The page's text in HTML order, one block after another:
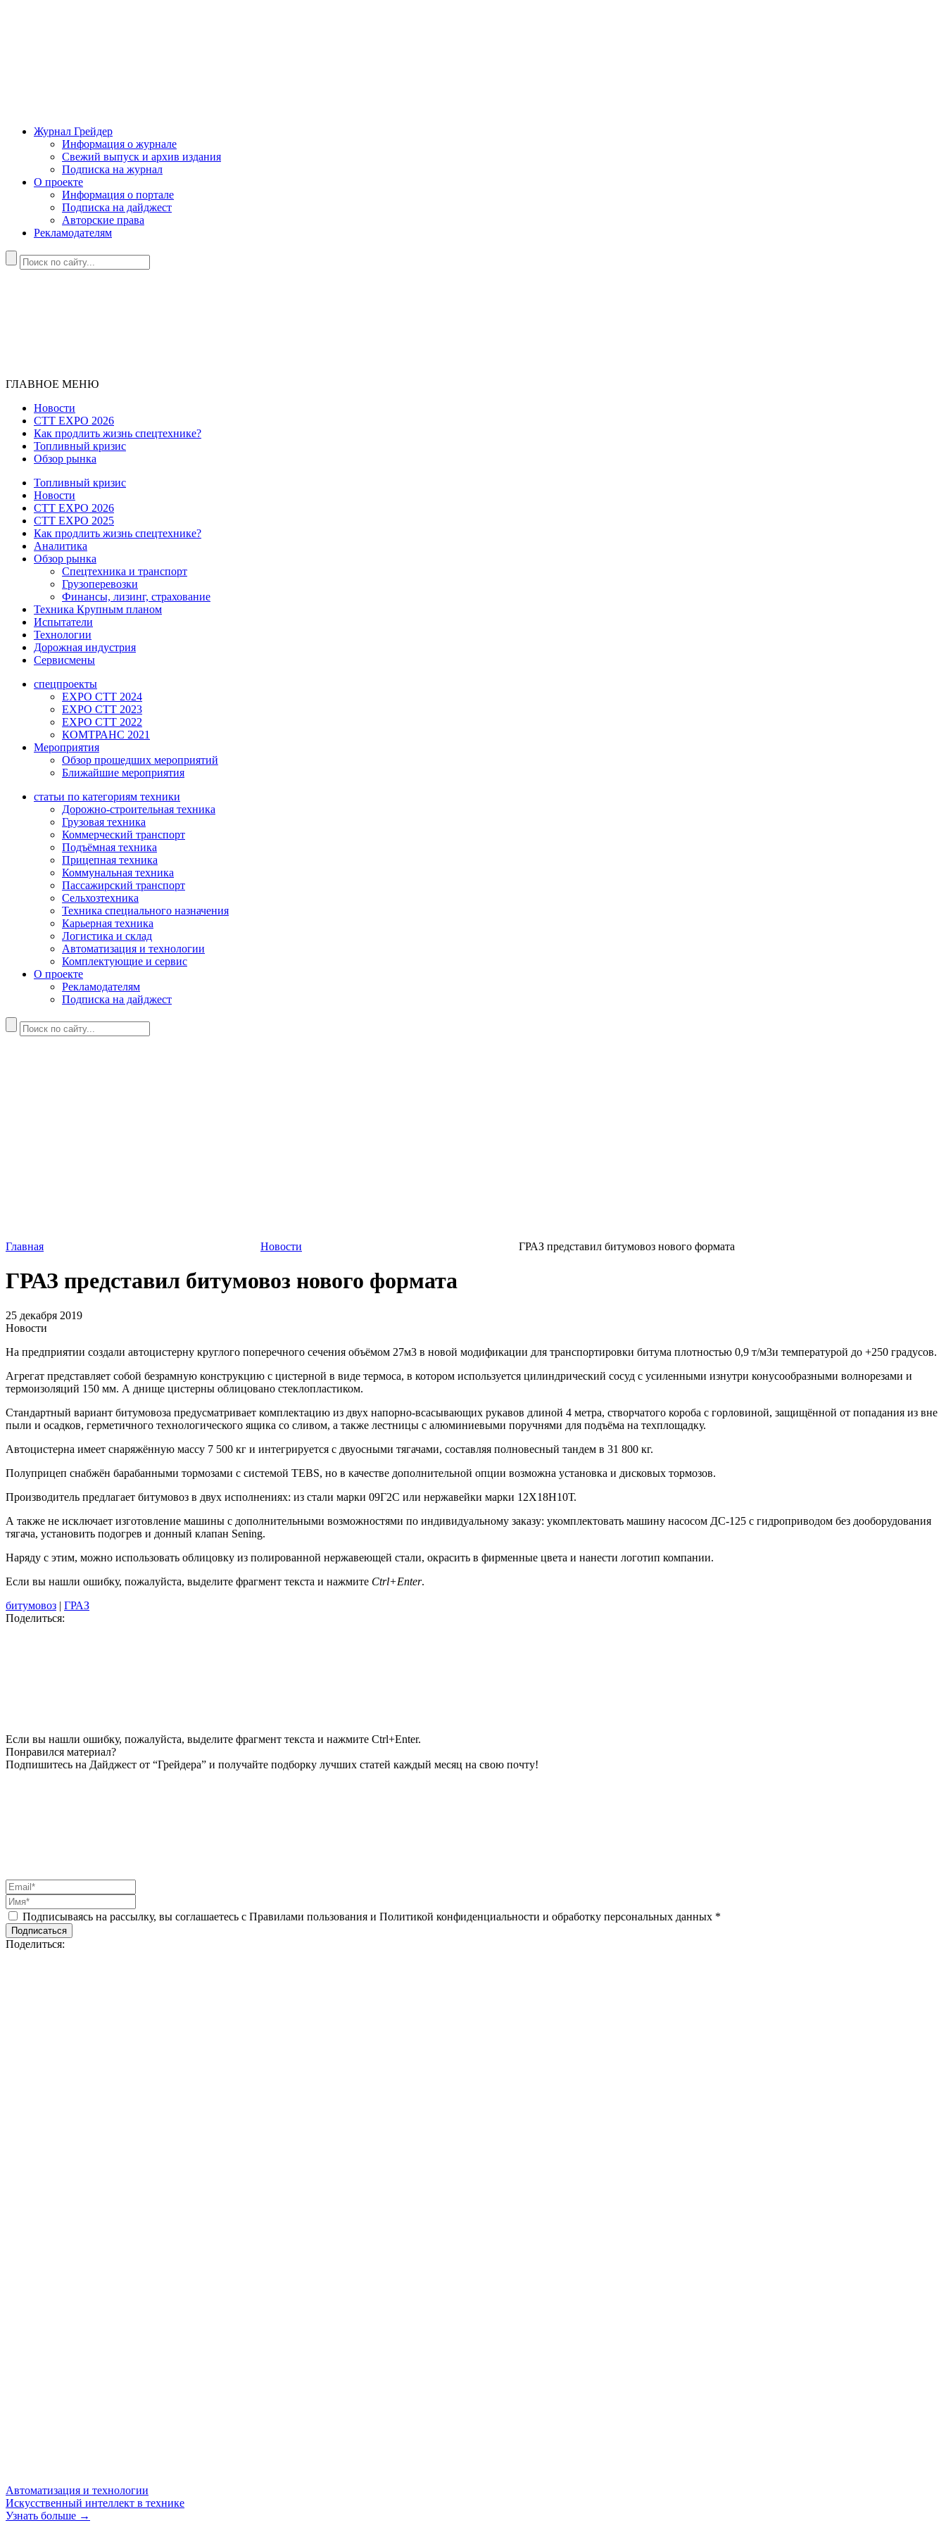
Журнал Грейдер
Информация о журнале
Свежий выпуск и архив издания
Подписка на журнал
О проекте
Информация о портале
Подписка на дайджест
Авторские права
Рекламодателям
ГЛАВНОЕ МЕНЮ
Новости
CTT EXPO 2026
Как продлить жизнь спецтехнике?
Топливный кризис
Обзор рынка
Топливный кризис
Новости
CTT EXPO 2026
CTT EXPO 2025
Как продлить жизнь спецтехнике?
Аналитика
Обзор рынка
Спецтехника и транспорт
Грузоперевозки
Финансы, лизинг, страхование
Техника Крупным планом
Испытатели
Технологии
Дорожная индустрия
Сервисмены
спецпроекты
EXPO CTT 2024
EXPO CTT 2023
EXPO CTT 2022
КОМТРАНС 2021
Мероприятия
Обзор прошедших мероприятий
Ближайшие мероприятия
статьи по категориям техники
Дорожно-строительная техника
Грузовая техника
Коммерческий транспорт
Подъёмная техника
Прицепная техника
Коммунальная техника
Пассажирский транспорт
Сельхозтехника
Техника специального назначения
Карьерная техника
Логистика и склад
Автоматизация и технологии
Комплектующие и сервис
О проекте
Рекламодателям
Подписка на дайджест
Главная Новости ГРАЗ представил битумовоз нового формата
ГРАЗ представил битумовоз нового формата
25 декабря 2019
Новости
На предприятии создали автоцистерну круглого поперечного сечения объёмом 27м3 в новой модификации для транспортировки битума плотностью 0,9 т/м3и температурой до +250 градусов.
Агрегат представляет собой безрамную конструкцию с цистерной в виде термоса, в котором используется цилиндрический сосуд с усиленными изнутри конусообразными волнорезами и
термоизоляций 150 мм. А днище цистерны облицовано стеклопластиком.
Стандартный вариант битумовоза предусматривает комплектацию из двух напорно-всасывающих рукавов длиной 4 метра, створчатого короба с горловиной, защищённой от попадания из вне
пыли и осадков, герметичного технологического ящика со сливом, а также лестницы с алюминиевыми поручнями для подъёма на техплощадку.
Автоцистерна имеет снаряжённую массу 7 500 кг и интегрируется с двуосными тягачами, составляя полновесный тандем в 31 800 кг.
Полуприцеп снабжён барабанными тормозами с системой TEBS, но в качестве дополнительной опции возможна установка и дисковых тормозов.
Производитель предлагает битумовоз в двух исполнениях: из стали марки 09Г2С или нержавейки марки 12Х18Н10Т.
А также не исключает изготовление машины с дополнительными возможностями по индивидуальному заказу: укомплектовать машину насосом ДС-125 с гидроприводом без дооборудования
тягача, установить подогрев и донный клапан Sening.
Наряду с этим, можно использовать облицовку из полированной нержавеющей стали, окрасить в фирменные цвета и нанести логотип компании.
Если вы нашли ошибку, пожалуйста, выделите фрагмент текста и нажмите Ctrl+Enter.
битумовоз | ГРАЗ
Поделиться:
Если вы нашли ошибку, пожалуйста, выделите фрагмент текста и нажмите Ctrl+Enter.
Понравился материал?
Подпишитесь на Дайджест от “Грейдера” и получайте подборку лучших статей каждый месяц на свою почту!
Подписываясь на рассылку, вы соглашаетесь с Правилами пользования и Политикой конфиденциальности и обработку персональных данных *
Подписаться
Поделиться:
Автоматизация и технологии
Искусственный интеллект в технике
Узнать больше →